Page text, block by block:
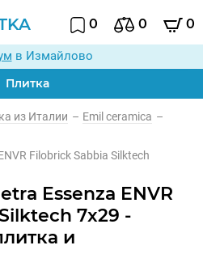
0 0 0
в Измайлово
Плитка
из Италии – Emil ceramica –
Filobrick Sabbia Silktech
Essenza ENVR
7x29 -
и